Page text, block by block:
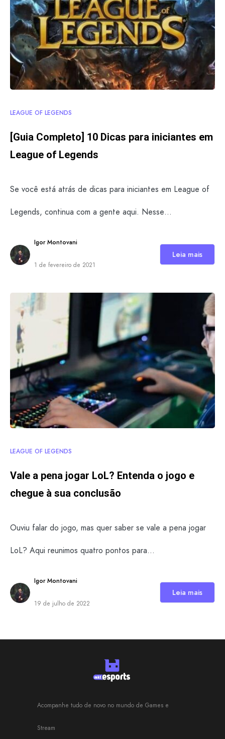
LEAGUE OF LEGENDS
[Guia Completo] 10 Dicas para iniciantes em
League of Legends
Se você está atrás de dicas para iniciantes em League of
Legends, continua com a gente aqui. Nesse…
Igor Montovani
1 de fevereiro de 2021
Leia mais
LEAGUE OF LEGENDS
Vale a pena jogar LoL? Entenda o jogo e
chegue à sua conclusão
Ouviu falar do jogo, mas quer saber se vale a pena jogar
LoL? Aqui reunimos quatro pontos para…
Igor Montovani
19 de julho de 2022
Leia mais
Acompanhe tudo de novo no mundo de Games e
Stream